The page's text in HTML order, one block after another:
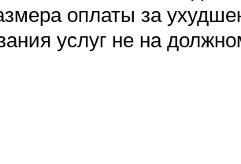
оплаты за
услуг не на